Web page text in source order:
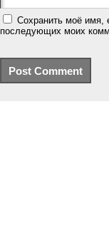
Сохранить моё имя,
последующих моих